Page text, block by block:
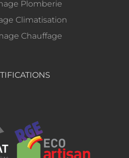
Plomberie
Climatisation
Chauffage